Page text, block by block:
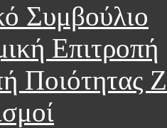
Συμβούλιο
Επιτροπή
Ποιότητας